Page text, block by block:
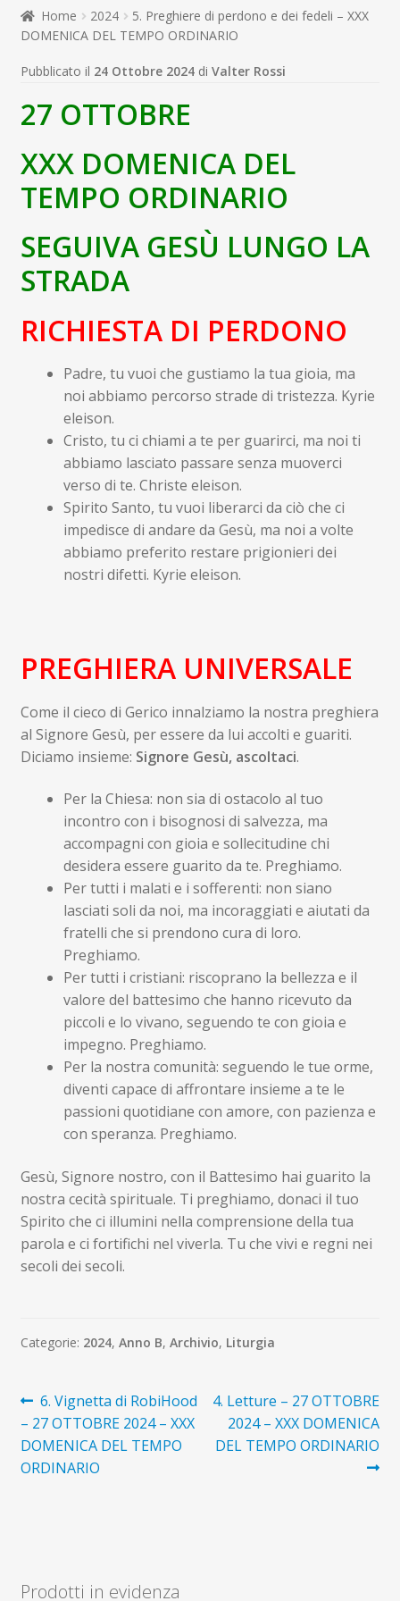
Contatti
Don Bosco
Home 2024
5. Preghiere di perdono e dei fedeli – XXX
DOMENICA DEL TEMPO ORDINARIO
Pubblicato il 24 Ottobre 2024 di Valter Rossi
27 OTTOBRE
XXX DOMENICA DEL
TEMPO ORDINARIO
SEGUIVA GESÙ LUNGO LA
STRADA
RICHIESTA DI PERDONO
Padre, tu vuoi che gustiamo la tua gioia, ma
noi abbiamo percorso strade di tristezza. Kyrie
eleison.
Cristo, tu ci chiami a te per guarirci, ma noi ti
abbiamo lasciato passare senza muoverci
verso di te. Christe eleison.
Spirito Santo, tu vuoi liberarci da ciò che ci
impedisce di andare da Gesù, ma noi a volte
abbiamo preferito restare prigionieri dei
nostri difetti. Kyrie eleison.
PREGHIERA UNIVERSALE
Come il cieco di Gerico innalziamo la nostra preghiera
al Signore Gesù, per essere da lui accolti e guariti.
Diciamo insieme: Signore Gesù, ascoltaci.
Per la Chiesa: non sia di ostacolo al tuo
incontro con i bisognosi di salvezza, ma
accompagni con gioia e sollecitudine chi
desidera essere guarito da te. Preghiamo.
Per tutti i malati e i sofferenti: non siano
lasciati soli da noi, ma incoraggiati e aiutati da
fratelli che si prendono cura di loro.
Preghiamo.
Per tutti i cristiani: riscoprano la bellezza e il
valore del battesimo che hanno ricevuto da
piccoli e lo vivano, seguendo te con gioia e
impegno. Preghiamo.
Per la nostra comunità: seguendo le tue orme,
diventi capace di affrontare insieme a te le
passioni quotidiane con amore, con pazienza e
con speranza. Preghiamo.
Gesù, Signore nostro, con il Battesimo hai guarito la
nostra cecità spirituale. Ti preghiamo, donaci il tuo
Spirito che ci illumini nella comprensione della tua
parola e ci fortifichi nel viverla. Tu che vivi e regni nei
secoli dei secoli.
Categorie: 2024, Anno B, Archivio, Liturgia
Navigazione
articoli
Articolo
precedente:
6. Vignetta di RobiHood
– 27 OTTOBRE 2024 – XXX
DOMENICA DEL TEMPO
ORDINARIO
Articolo
successivo:
4. Letture – 27 OTTOBRE
2024 – XXX DOMENICA
DEL TEMPO ORDINARIO
Prodotti in evidenza